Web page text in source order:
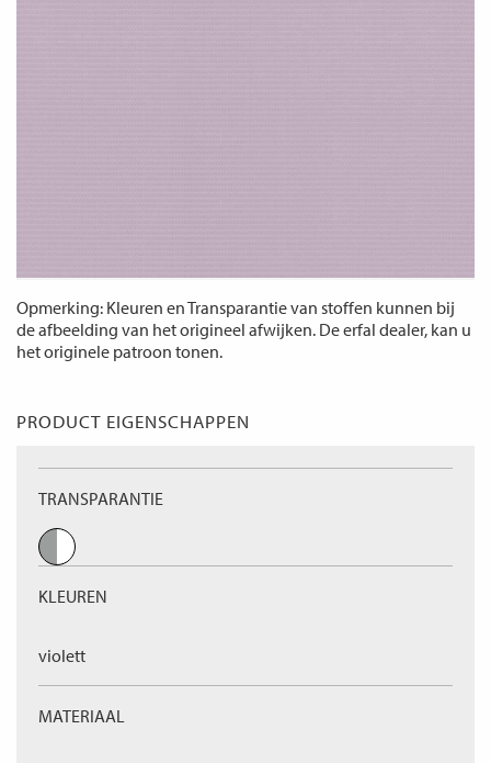
Opmerking: Kleuren en Transparantie van stoffen kunnen bij
de afbeelding van het origineel afwijken. De erfal dealer, kan u
het originele patroon tonen.
PRODUCT EIGENSCHAPPEN
TRANSPARANTIE
KLEUREN
violett
MATERIAAL